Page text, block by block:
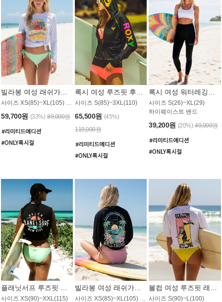
59,700원 (33%) 89,000원
사이즈 S(85)~3XL(110)
65,500원 (45%)
119,000원
사이즈 S(26)~XL(29)
하이웨이스트 밴드
39,200원 (20%) 49,000원
사이즈 XS(90)~XXL(115) 사이즈 XS(85)~XL(105) / 오버핏 사이즈 S(90)~L(100)